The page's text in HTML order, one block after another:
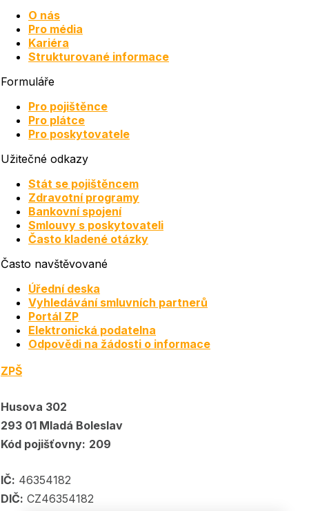
O nás
Pro média
Kariéra
Strukturované informace
Formuláře
Pro pojištěnce
Pro plátce
Pro poskytovatele
Užitečné odkazy
Stát se pojištěncem
Zdravotní programy
Bankovní spojení
Smlouvy s poskytovateli
Často kladené otázky
Často navštěvované
Úřední deska
Vyhledávání smluvních partnerů
Portál ZP
Elektronická podatelna
Odpovědi na žádosti o informace
ZPŠ
Husova 302
293 01 Mladá Boleslav
Kód pojišťovny: 209
IČ: 46354182
DIČ: CZ46354182